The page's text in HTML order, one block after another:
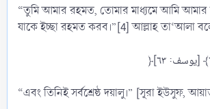
“তুমি আমার রহমত, তোমার মাধ্যমে আমি আমার
যাকে ইচ্ছা রহমত করব।”[4] আল্লাহ তা‘আলা
“এবং তিনিই সর্বশ্রেষ্ঠ দয়ালু।” [সূরা ইউসুফ,